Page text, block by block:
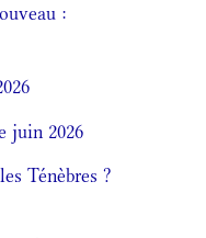
:
juin 2026
Ténèbres ?